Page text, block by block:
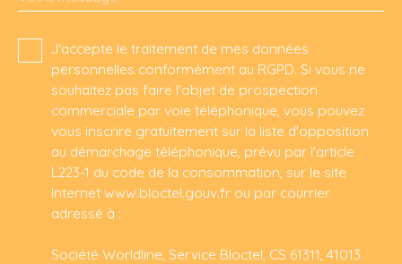
J'accepte le traitement de mes données
personnelles conformément au RGPD. Si vous ne
souhaitez pas faire l'objet de prospection
commerciale par voie téléphonique, vous pouvez
vous inscrire gratuitement sur la liste d'opposition
au démarchage téléphonique, prévu par l'article
L223-1 du code de la consommation, sur le site
Internet www.bloctel.gouv.fr ou par courrier
adressé à :
Société Worldline, Service Bloctel, CS 61311, 41013